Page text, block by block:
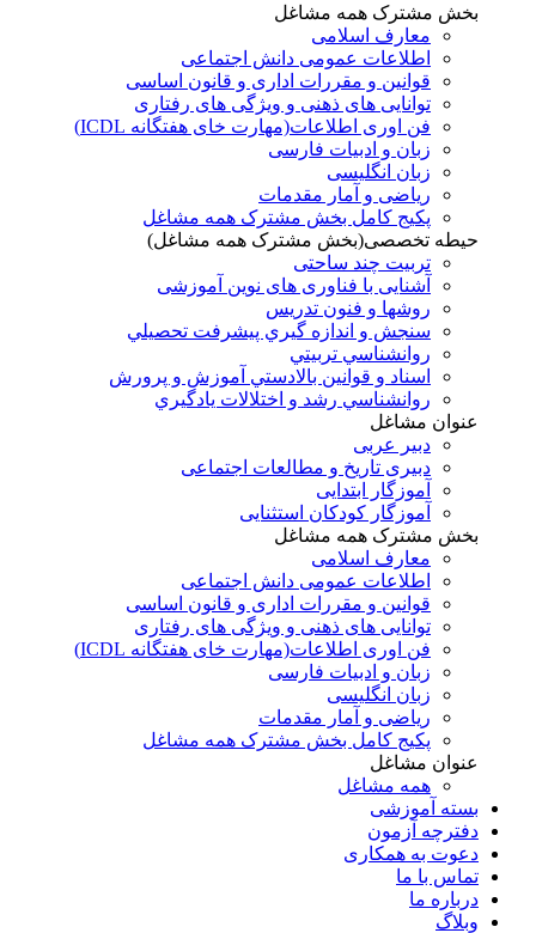
بخش مشترک همه مشاغل
معارف اسلامی
اطلاعات عمومی دانش اجتماعی
قوانین و مقررات اداری و قانون اساسی
توانایی های ذهنی و ویژگی های رفتاری
فن اوری اطلاعات(مهارت خای هفتگانه ICDL)
زبان و ادبیات فارسی
زبان انگلیسی
ریاضی و آمار مقدمات
پکیج کامل بخش مشترک همه مشاغل
حیطه تخصصی(بخش مشترک همه مشاغل)
تربیت چند ساحتی
آشنایی با فناوری های نوین آموزشی
روشها و فنون تدريس
سنجش و اندازه گيري پيشرفت تحصيلي
روانشناسي تربيتي
اسناد و قوانين بالادستي آموزش و پرورش
روانشناسي رشد و اختلالات يادگيري
عنوان مشاغل
دبير عربی
دبیری تاریخ و مطالعات اجتماعی
آموزگار ابتدایی
آموزگار کودکان استثنایی
بخش مشترک همه مشاغل
معارف اسلامی
اطلاعات عمومی دانش اجتماعی
قوانین و مقررات اداری و قانون اساسی
توانایی های ذهنی و ویژگی های رفتاری
فن اوری اطلاعات(مهارت خای هفتگانه ICDL)
زبان و ادبیات فارسی
زبان انگلیسی
ریاضی و آمار مقدمات
پکیج کامل بخش مشترک همه مشاغل
عنوان مشاغل
همه مشاغل
بسته آموزشی
دفترچه آزمون
دعوت به همکاری
تماس با ما
درباره ما
وبلاگ